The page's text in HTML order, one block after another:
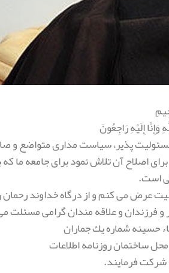
وَإِنَّا إِلَيْهِ رَاجِعُونَ
پذیر، سیاست مداری متواضع و
اصلاح آن تلاش نمود برای جامعه ما که
است.
عرض می کنم و از درگاه خداوند
فرزندان و علاقه مندان گرامی مسئلت
حسينه شماره يك جماران
فرمايند.